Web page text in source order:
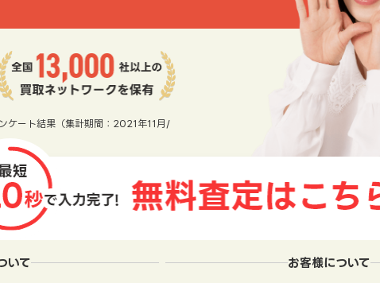
ケート結果（集計期間：2021年11月/
いて お客様について